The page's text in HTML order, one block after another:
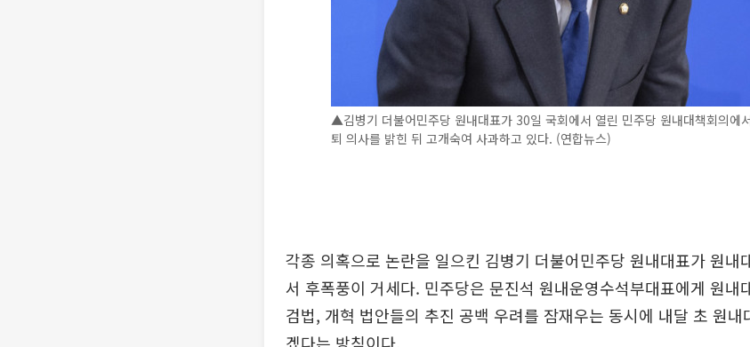
▲김병기 더불어민주당 원내대표가 30일 국회에서 열린 민주당 원내대책회의에
퇴 의사를 밝힌 뒤 고개숙여 사과하고 있다. (연합뉴스)
각종 의혹으로 논란을 일으킨 김병기 더불어민주당 원내대표가 원내
서 후폭풍이 거세다. 민주당은 문진석 원내운영수석부대표에게 원내
검법, 개혁 법안들의 추진 공백 우려를 잠재우는 동시에 내달 초 원